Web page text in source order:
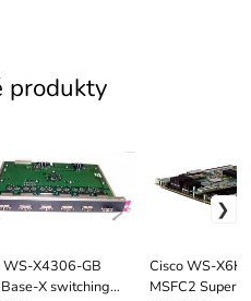
produkty
WS-X4306-GB
X switching
Cisco WS-
MSFC2